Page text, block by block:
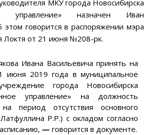
МКУ города Новосибирска
управление» назначен Иван
этом говорится в распоряжении мэра
Локтя от 21 июня №208-рк.
Ивана Васильевича принять на
июня 2019 года в муниципальное
города Новосибирска
управление» на должность
период отсутствия основного
Р.Р.) с окладом согласно
— говорится в документе.